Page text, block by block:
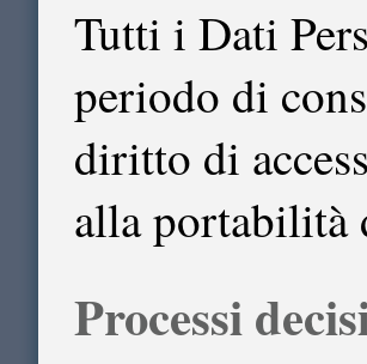
Tutti i Dati
periodo di
diritto di
alla portabilità
Processi